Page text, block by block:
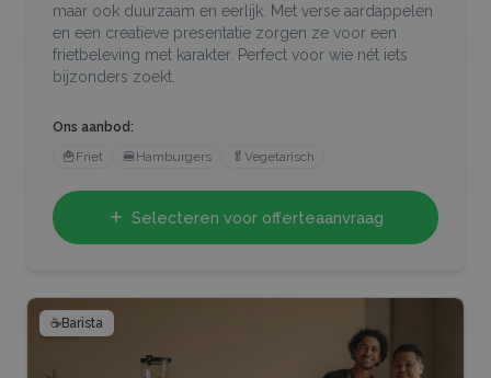
maar ook duurzaam en eerlijk. Met verse aardappelen
en een creatieve presentatie zorgen ze voor een
frietbeleving met karakter. Perfect voor wie nét iets
bijzonders zoekt.
Ons aanbod:
🍟Friet 🍔Hamburgers 🥬 Vegetarisch
Selecteren voor offerteaanvraag
☕Barista